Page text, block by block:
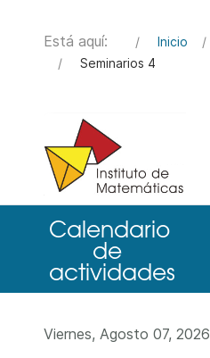
Está aquí: Inicio
Seminarios 4
Viernes, Agosto 07, 2026